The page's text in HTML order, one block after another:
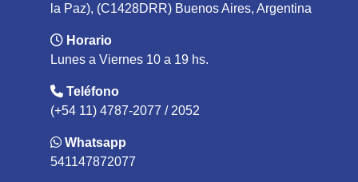
la Paz), (C1428DRR) Buenos Aires, Argentina
Horario
Lunes a Viernes 10 a 19 hs.
Teléfono
(+54 11) 4787-2077 / 2052
Whatsapp
541147872077